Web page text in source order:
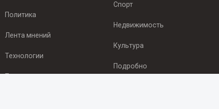
Политика
Лента мнений
Технологии
Происшествия
Спорт
Недвижимость
Культура
Подробно